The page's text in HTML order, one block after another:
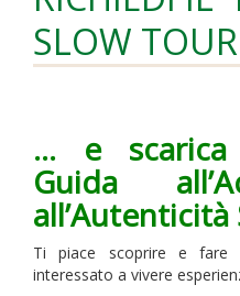
SLOW
… e scarica
Guida
Ti piace scoprire e fare
interessato a vivere